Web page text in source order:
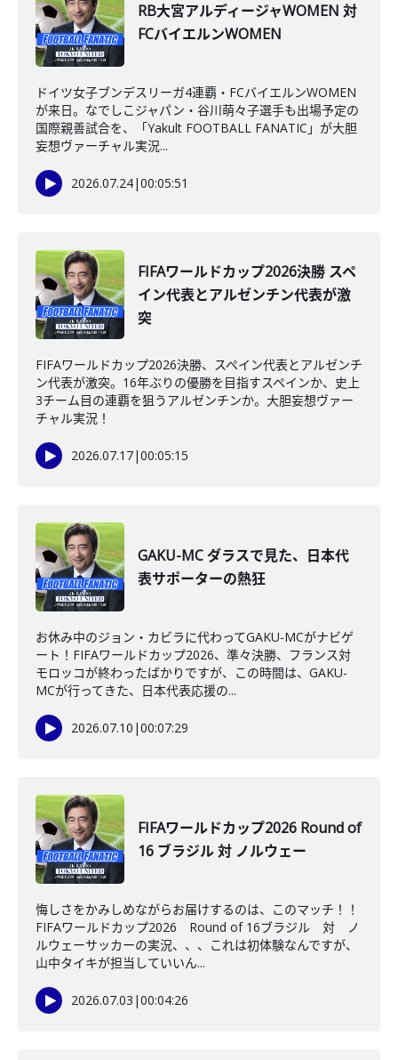
RB大宮アルディージャWOMEN 対
FCバイエルンWOMEN
ドイツ女子ブンデスリーガ4連覇・FCバイエルンWOMEN
が来日。なでしこジャパン・谷川萌々子選手も出場予定の
国際親善試合を、「Yakult FOOTBALL FANATIC」が大胆
妄想ヴァーチャル実況...
2026.07.24|00:05:51
FIFAワールドカップ2026決勝 スペ
イン代表とアルゼンチン代表が激
突
FIFAワールドカップ2026決勝、スペイン代表とアルゼンチ
ン代表が激突。16年ぶりの優勝を目指すスペインか、史上
3チーム目の連覇を狙うアルゼンチンか。大胆妄想ヴァー
チャル実況！
2026.07.17|00:05:15
GAKU-MC ダラスで見た、日本代
表サポーターの熱狂
お休み中のジョン・カビラに代わってGAKU-MCがナビゲ
ート！FIFAワールドカップ2026、準々決勝、フランス対
モロッコが終わったばかりですが、この時間は、GAKU-
MCが行ってきた、日本代表応援の...
2026.07.10 |00:07:29
FIFAワールドカップ2026 Round of
16 ブラジル 対 ノルウェー
悔しさをかみしめながらお届けするのは、このマッチ！！
FIFAワールドカップ2026 Round of 16ブラジル 対 ノ
ルウェーサッカーの実況、、、これは初体験なんですが、
山中タイキが担当していいん...
2026.07.03 |00:04:26